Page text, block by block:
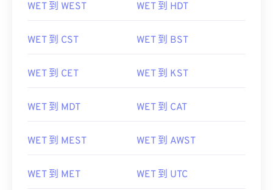
WET 到 WEST WET 到 HDT
WET 到 CST WET 到 BST
WET 到 CET WET 到 KST
WET 到 MDT WET 到 CAT
WET 到 MEST WET 到 AWST
WET 到 MET WET 到 UTC